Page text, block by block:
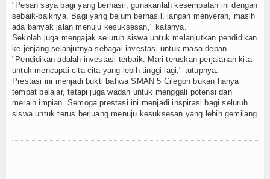
"Pesan saya bagi yang berhasil, gunakanlah kesempatan ini dengan
sebaik-baiknya. Bagi yang belum berhasil, jangan menyerah, masih
ada banyak jalan menuju kesuksesan," katanya.
Sekolah juga mengajak seluruh siswa untuk melanjutkan pendidikan
ke jenjang selanjutnya sebagai investasi untuk masa depan.
"Pendidikan adalah investasi terbaik. Mari teruskan perjalanan kita
untuk mencapai cita-cita yang lebih tinggi lagi," tutupnya.
Prestasi ini menjadi bukti bahwa SMAN 5 Cilegon bukan hanya
tempat belajar, tetapi juga wadah untuk menggali potensi dan
meraih impian. Semoga prestasi ini menjadi inspirasi bagi seluruh
siswa untuk terus berjuang menuju kesuksesan yang lebih gemilang